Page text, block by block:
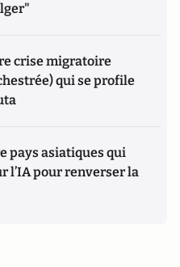
crise migratoire
qui se profile
pays asiatiques qui
l’IA pour renverser la